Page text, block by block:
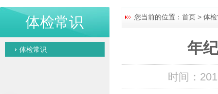
体检常识
体检常识
您当前的位置： 首页 > 体
年
时间：